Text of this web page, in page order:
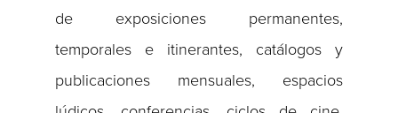
de exposiciones permanentes,
temporales e itinerantes, catálogos y
publicaciones mensuales, espacios